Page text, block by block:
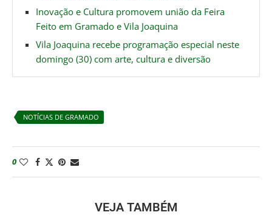
Inovação e Cultura promovem união da Feira
Feito em Gramado e Vila Joaquina
Vila Joaquina recebe programação especial neste
domingo (30) com arte, cultura e diversão
NOTÍCIAS DE GRAMADO
0
VEJA TAMBÉM